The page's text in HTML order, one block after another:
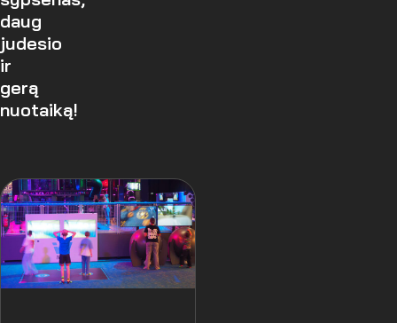
daug
judesio
ir
gerą
nuotaiką!